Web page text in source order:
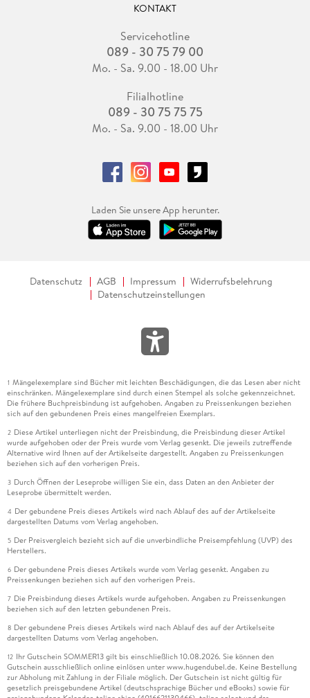
KONTAKT
Servicehotline
089 - 30 75 79 00
Mo. - Sa. 9.00 - 18.00 Uhr
Filialhotline
089 - 30 75 75 75
Mo. - Sa. 9.00 - 18.00 Uhr
Laden Sie unsere App herunter.
Datenschutz AGB Impressum
Widerrufsbelehrung
Datenschutzeinstellungen
1 Mängelexemplare sind Bücher mit leichten Beschädigungen, die das Lesen aber nicht
einschränken. Mängelexemplare sind durch einen Stempel als solche gekennzeichnet.
Die frühere Buchpreisbindung ist aufgehoben. Angaben zu Preissenkungen beziehen
sich auf den gebundenen Preis eines mangelfreien Exemplars.
2 Diese Artikel unterliegen nicht der Preisbindung, die Preisbindung dieser Artikel
wurde aufgehoben oder der Preis wurde vom Verlag gesenkt. Die jeweils zutreffende
Alternative wird Ihnen auf der Artikelseite dargestellt. Angaben zu Preissenkungen
beziehen sich auf den vorherigen Preis.
3 Durch Öffnen der Leseprobe willigen Sie ein, dass Daten an den Anbieter der
Leseprobe übermittelt werden.
4 Der gebundene Preis dieses Artikels wird nach Ablauf des auf der Artikelseite
dargestellten Datums vom Verlag angehoben.
5 Der Preisvergleich bezieht sich auf die unverbindliche Preisempfehlung (UVP) des
Herstellers.
6 Der gebundene Preis dieses Artikels wurde vom Verlag gesenkt. Angaben zu
Preissenkungen beziehen sich auf den vorherigen Preis.
7 Die Preisbindung dieses Artikels wurde aufgehoben. Angaben zu Preissenkungen
beziehen sich auf den letzten gebundenen Preis.
8 Der gebundene Preis dieses Artikels wird nach Ablauf des auf der Artikelseite
dargestellten Datums vom Verlag angehoben.
12 Ihr Gutschein SOMMER13 gilt bis einschließlich 10.08.2026. Sie können den
Gutschein ausschließlich online einlösen unter www.hugendubel.de. Keine Bestellung
zur Abholung mit Zahlung in der Filiale möglich. Der Gutschein ist nicht gültig für
gesetzlich preisgebundene Artikel (deutschsprachige Bücher und eBooks) sowie für